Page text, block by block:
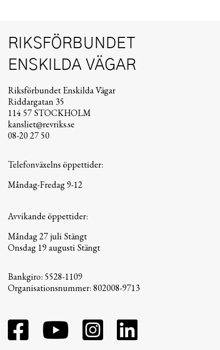
RIKSFÖRBUNDET
ENSKILDA VÄGAR
Riksförbundet Enskilda Vägar
Riddargatan 35
114 57 STOCKHOLM
kansliet@revriks.se
08-20 27 50
Telefonväxelns öppettider:
Måndag-Fredag 9-12
Avvikande öppettider:
Måndag 27 juli Stängt
Onsdag 19 augusti Stängt
Bankgiro: 5528-1109
Organisationsnummer: 802008-9713